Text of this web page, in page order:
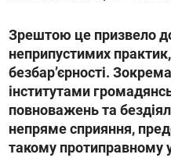
Зрештою це призвело
неприпустимих
безбарʼєрності.
інститутами
повноважень та
непряме сприяння,
такому протиправному